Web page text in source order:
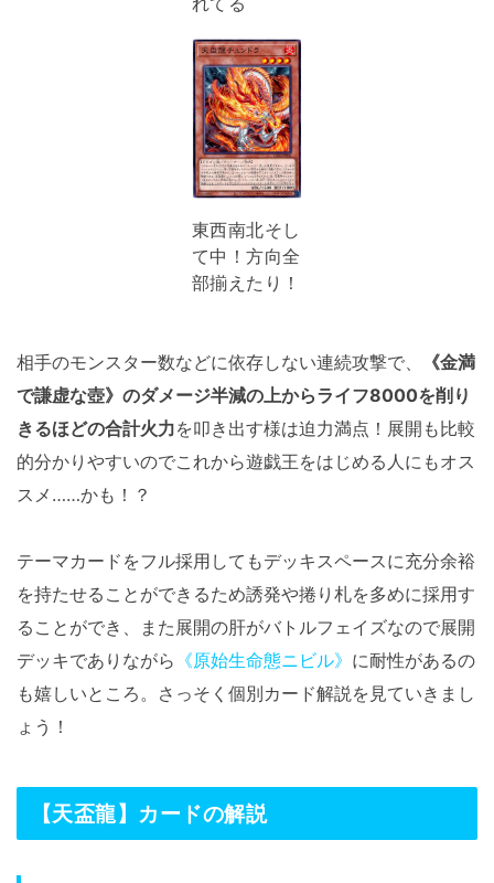
東西南北そし
て中！方向全
部揃えたり！
相手のモンスター数などに依存しない連続攻撃で、
《金満
で謙虚な壺》のダメージ半減の上からライフ8000を削り
きるほどの合計火力を叩き出す様は迫力満点！展開も比較
的分かりやすいのでこれから遊戯王をはじめる人にもオス
スメ……かも！？
テーマカードをフル採用してもデッキスペースに充分余裕
を持たせることができるため誘発や捲り札を多めに採用す
ることができ、また展開の肝がバトルフェイズなので展開
デッキでありながら 《原始生命態ニビル》 に耐性があるの
も嬉しいところ。さっそく個別カード解説を見ていきまし
ょう！
【天盃龍】カードの解説